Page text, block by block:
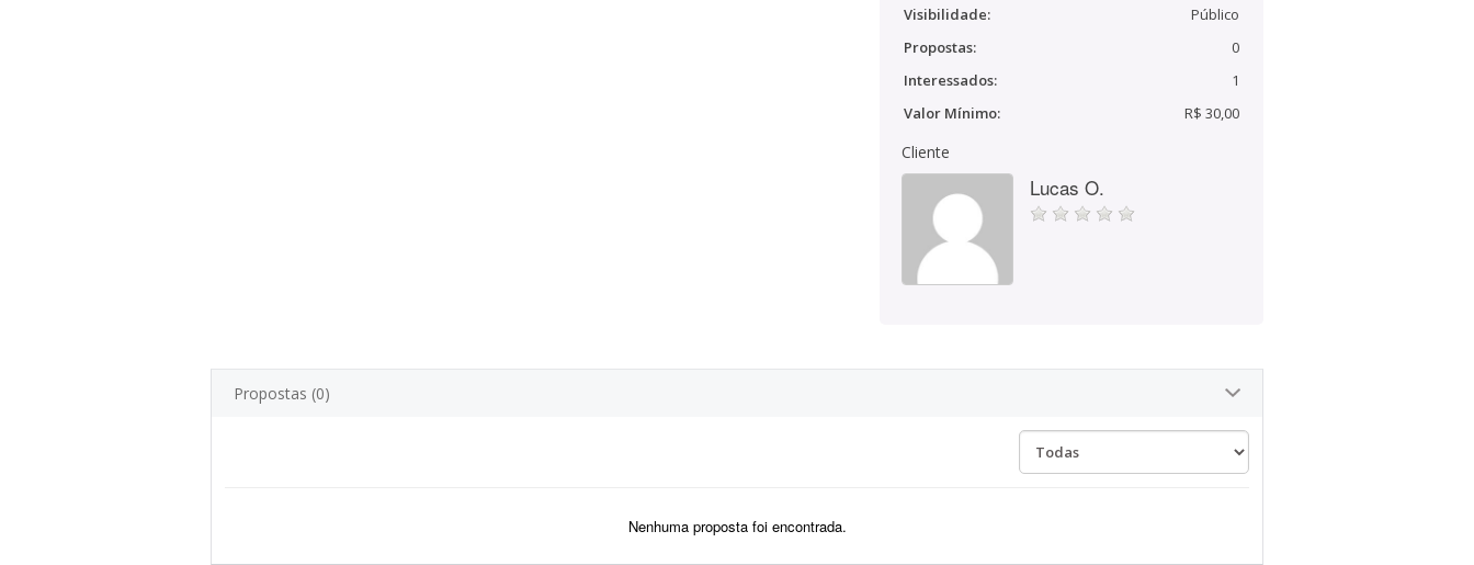
Visibilidade:
Público
Propostas:
0
Interessados:
1
Valor Mínimo:
R$ 30,00
Cliente
Lucas O.
Propostas (0)
Nenhuma proposta foi encontrada.